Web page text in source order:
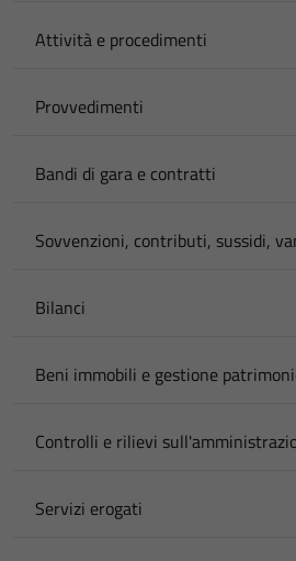
Attività e procedimenti
Provvedimenti
Bandi di gara e contratti
Sovvenzioni, contributi, sussidi,
Bilanci
Beni immobili e gestione
Controlli e rilievi
Servizi erogati